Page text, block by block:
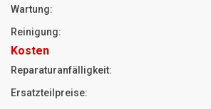
Wartung:
Reinigung:
Kosten
Reparaturanfälligkeit:
Ersatzteilpreise: